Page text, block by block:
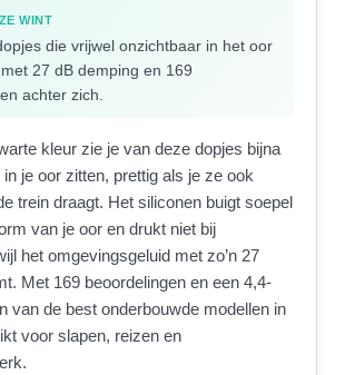
WINT
die vrijwel onzichtbaar in het oor
27 dB demping en 169
achter zich.
kleur zie je van deze dopjes bijna
je oor zitten, prettig als je ze ook
trein draagt. Het siliconen buigt soepel
van je oor en drukt niet bij
het omgevingsgeluid met zo’n 27
Met 169 beoordelingen en een 4,4-
van de best onderbouwde modellen in
voor slapen, reizen en